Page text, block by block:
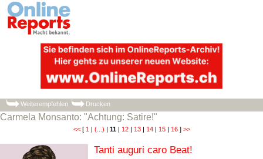
Weiterempfehlen Drucken
Carmela Monsanto: "Achtung: Satire!"
<<[ 1 | (...) | 11| 12| 13| 14| 15| 16] >>
Tanti auguri caro Beat!